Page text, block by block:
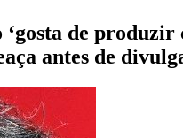
de
antes de